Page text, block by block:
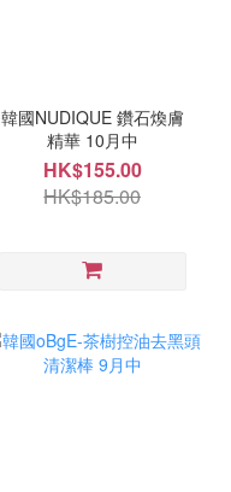
韓國NUDIQUE 鑽石煥膚
精華 10月中
HK$155.00
HK$185.00